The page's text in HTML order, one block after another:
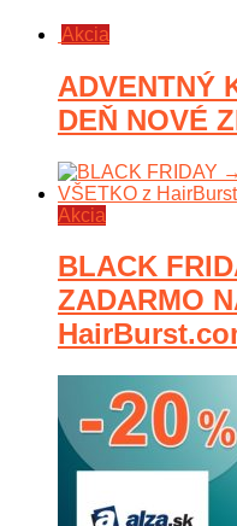
Akcia
ADVENTNÝ
DEŇ NOVÉ
Akcia
BLACK
ZADARMO